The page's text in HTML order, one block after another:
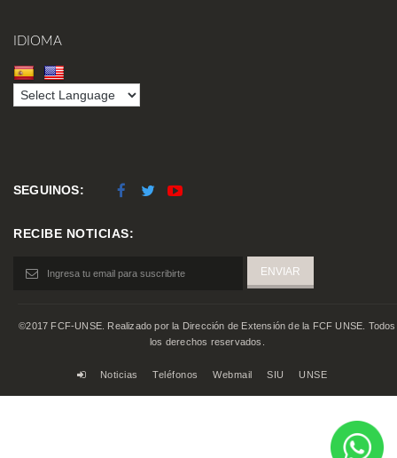
IDIOMA
SEGUINOS:
RECIBE NOTICIAS:
©2017 FCF-UNSE. Realizado por la Dirección de Extensión de la FCF UNSE. Todos
los derechos reservados.
Noticias Teléfonos Webmail SIU UNSE